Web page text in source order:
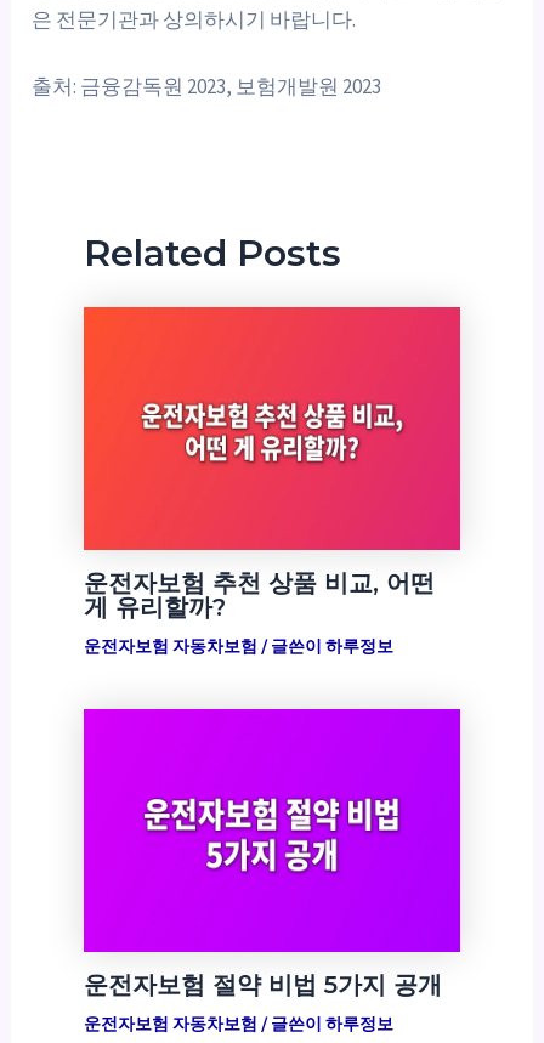
은 전문기관과 상의하시기 바랍니다.
출처: 금융감독원 2023, 보험개발원 2023
Related Posts
운전자보험 추천 상품 비교, 어떤
게 유리할까?
운전자보험 자동차보험 / 글쓴이 하루정보
운전자보험 절약 비법 5가지 공개
운전자보험 자동차보험 / 글쓴이 하루정보